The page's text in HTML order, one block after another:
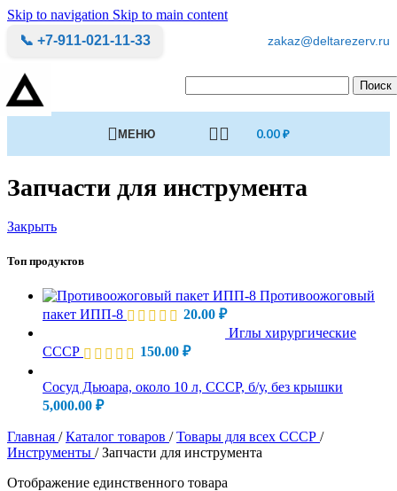
Skip to navigation Skip to main content
📞 +7-911-021-11-33
zakaz@deltarezerv.ru
Поиск
МЕНЮ 0.00₽
Запчасти для инструмента
Закрыть
Топ продуктов
Противоожоговый
пакет ИПП-8
20.00 ₽
Иглы хирургические
СССР
150.00 ₽
Сосуд Дьюара, около 10 л, СССР, б/у, без крышки
5,000.00 ₽
Главная / Каталог товаров / Товары для всех СССР /
Инструменты / Запчасти для инструмента
Отображение единственного товара